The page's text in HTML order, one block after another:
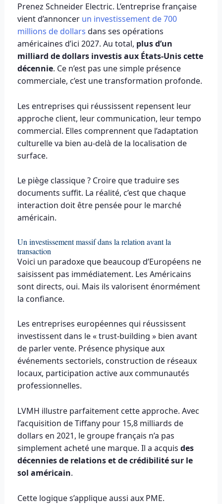
Prenez Schneider Electric. L’entreprise française
vient d’annoncer un investissement de 700
millions de dollars dans ses opérations
américaines d’ici 2027. Au total, plus d’un
milliard de dollars investis aux États-Unis cette
décennie. Ce n’est pas une simple présence
commerciale, c’est une transformation profonde.
Les entreprises qui réussissent repensent leur
approche client, leur communication, leur tempo
commercial. Elles comprennent que l’adaptation
culturelle va bien au-delà de la localisation de
surface.
Le piège classique ? Croire que traduire ses
documents suffit. La réalité, c’est que chaque
interaction doit être pensée pour le marché
américain.
Un investissement massif dans la relation avant la
transaction
Voici un paradoxe que beaucoup d’Européens ne
saisissent pas immédiatement. Les Américains
sont directs, oui. Mais ils valorisent énormément
la confiance.
Les entreprises européennes qui réussissent
investissent dans le « trust-building » bien avant
de parler vente. Présence physique aux
événements sectoriels, construction de réseaux
locaux, participation active aux communautés
professionnelles.
LVMH illustre parfaitement cette approche. Avec
l’acquisition de Tiffany pour 15,8 milliards de
dollars en 2021, le groupe français n’a pas
simplement acheté une marque. Il a acquis des
décennies de relations et de crédibilité sur le
sol américain.
Cette logique s’applique aussi aux PME.